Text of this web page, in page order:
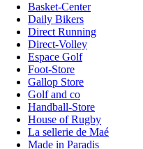
Basket-Center
Daily Bikers
Direct Running
Direct-Volley
Espace Golf
Foot-Store
Gallop Store
Golf and co
Handball-Store
House of Rugby
La sellerie de Maé
Made in Paradis